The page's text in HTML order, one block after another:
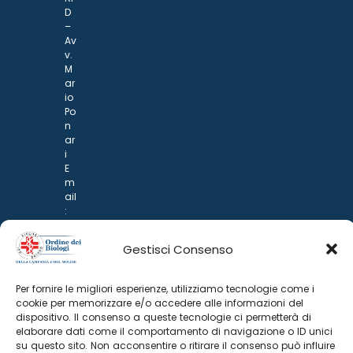
Gestisci Consenso
Per fornire le migliori esperienze, utilizziamo tecnologie come i
cookie per memorizzare e/o accedere alle informazioni del
dispositivo. Il consenso a queste tecnologie ci permetterà di
elaborare dati come il comportamento di navigazione o ID unici
su questo sito. Non acconsentire o ritirare il consenso può influire
D
–
Av
v.
M
ar
io
Po
n
ar
i
E
m
ail
:
d
@
p
n
ar
i.it